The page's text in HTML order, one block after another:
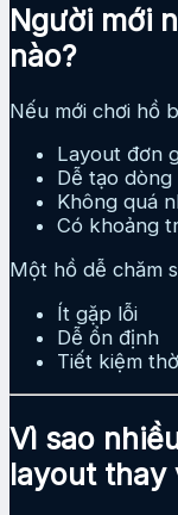
Người mới
nào?
Nếu mới chơi hồ
Layout đơn
Dễ tạo dòng
Không quá
Có khoảng
Một hồ dễ chăm
Ít gặp lỗi
Dễ ổn định
Tiết kiệm
Vì sao
layout thay